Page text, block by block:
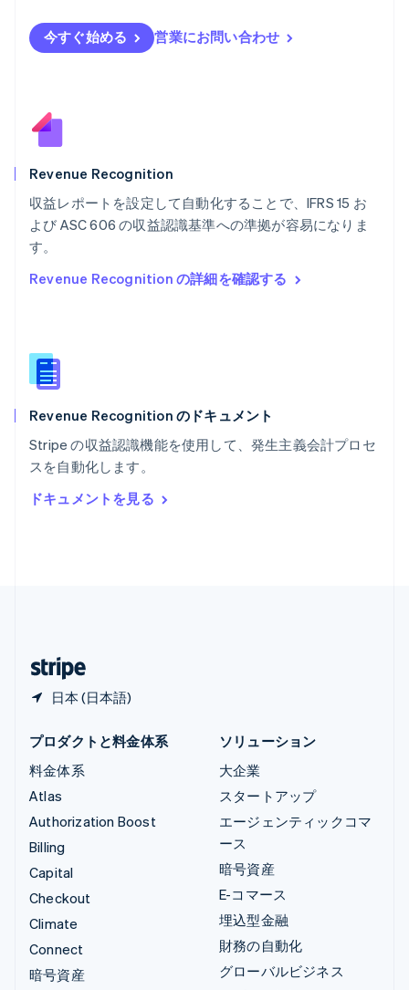
今すぐ始める 営業にお問い合わせ
Revenue Recognition
収益レポートを設定して自動化することで、IFRS 15 お
よび ASC 606 の収益認識基準への準拠が容易になりま
す。
Revenue Recognition の詳細を確認する
Revenue Recognition のドキュメント
Stripe の収益認識機能を使用して、発生主義会計プロセ
スを自動化します。
ドキュメントを見る
日本 (日本語)
EnglishSvenska
ブラジル
ブルガリア
ベルギー
NederlandsFrançaisDeutsch
English
ポルトガル
English
Español
ラトビア
リトアニア
リヒテンシュタイン
Deutsch English
ルーマニア
English
プロダクトと料金体系
料金体系
Atlas
Authorization Boost
Billing
Capital
Checkout
Climate
Connect
暗号資産
ソリューション
大企業
スタートアップ
エージェンティックコマ
ース
暗号資産
E-コマース
埋込型金融
財務の自動化
グローバルビジネス